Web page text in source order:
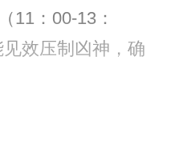
11：00-13：
效压制凶神，确